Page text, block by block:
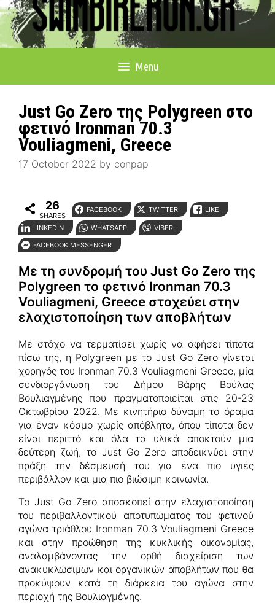
Menu
Just Go Zero της Polygreen στο
φετινό Ironman 70.3
Vouliagmeni, Greece
17 October 2022 by conpap
26
SHARES
FACEBOOK TWITTER LIKE
LINKEDIN WHATSAPP
VIBER
FACEBOOK MESSENGER
Με τη συνδρομή του Just Go Zero της
Polygreen το φετινό Ironman 70.3
Vouliagmeni, Greece στοχεύει στην
ελαχιστοποίηση των αποβλήτων
Με στόχο να τερματίσει χωρίς να αφήσει τίποτα
πίσω της, η Polygreen με το Just Go Zero γίνεται
χορηγός του Ironman 70.3 Vouliagmeni Greece, μία
συνδιοργάνωση του Δήμου Βάρης Βούλας
Βουλιαγμένης που πραγματοποιείται στις 20-23
Οκτωβρίου 2022. Με κινητήριο δύναμη το όραμα
για έναν κόσμο χωρίς απόβλητα, όπου τίποτα δεν
είναι περιττό και όλα τα υλικά αποκτούν μια
δεύτερη ζωή, το Just Go Zero αποδεικνύει στην
πράξη την δέσμευσή του για ένα πιο υγιές
περιβάλλον και μια πιο βιώσιμη κοινωνία.
Το Just Go Zero αποσκοπεί στην ελαχιστοποίηση
του περιβαλλοντικού αποτυπώματος του φετινού
αγώνα τριάθλου Ironman 70.3 Vouliagmeni Greece
και στην προώθηση της κυκλικής οικονομίας,
αναλαμβάνοντας την ορθή διαχείριση των
ανακυκλώσιμων και οργανικών αποβλήτων που θα
προκύψουν κατά τη διάρκεια του αγώνα στην
περιοχή της Βουλιαγμένης.